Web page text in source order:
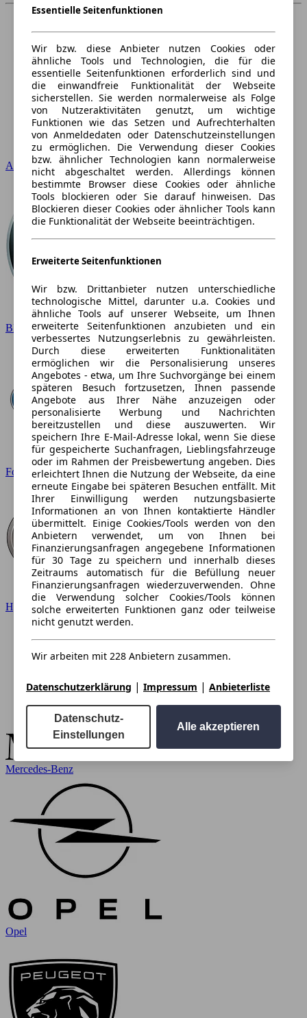
Audi
BMW
Ford
Hyundai
Mercedes-Benz
Opel
Essentielle Seitenfunktionen
Wir bzw. diese Anbieter nutzen Cookies oder
ähnliche Tools und Technologien, die für die
essentielle Seitenfunktionen erforderlich sind und
die einwandfreie Funktionalität der Webseite
sicherstellen. Sie werden normalerweise als Folge
von Nutzeraktivitäten genutzt, um wichtige
Funktionen wie das Setzen und Aufrechterhalten
von Anmeldedaten oder Datenschutzeinstellungen
zu ermöglichen. Die Verwendung dieser Cookies
bzw. ähnlicher Technologien kann normalerweise
nicht abgeschaltet werden. Allerdings können
bestimmte Browser diese Cookies oder ähnliche
Tools blockieren oder Sie darauf hinweisen. Das
Blockieren dieser Cookies oder ähnlicher Tools kann
die Funktionalität der Webseite beeinträchtigen.
Erweiterte Seitenfunktionen
Wir bzw. Drittanbieter nutzen unterschiedliche
technologische Mittel, darunter u.a. Cookies und
ähnliche Tools auf unserer Webseite, um Ihnen
erweiterte Seitenfunktionen anzubieten und ein
verbessertes Nutzungserlebnis zu gewährleisten.
Durch diese erweiterten Funktionalitäten
ermöglichen wir die Personalisierung unseres
Angebotes - etwa, um Ihre Suchvorgänge bei einem
späteren Besuch fortzusetzen, Ihnen passende
Angebote aus Ihrer Nähe anzuzeigen oder
personalisierte Werbung und Nachrichten
bereitzustellen und diese auszuwerten. Wir
speichern Ihre E-Mail-Adresse lokal, wenn Sie diese
für gespeicherte Suchanfragen, Lieblingsfahrzeuge
oder im Rahmen der Preisbewertung angeben. Dies
erleichtert Ihnen die Nutzung der Webseite, da eine
erneute Eingabe bei späteren Besuchen entfällt. Mit
Ihrer Einwilligung werden nutzungsbasierte
Informationen an von Ihnen kontaktierte Händler
übermittelt. Einige Cookies/Tools werden von den
Anbietern verwendet, um von Ihnen bei
Finanzierungsanfragen angegebene Informationen
für 30 Tage zu speichern und innerhalb dieses
Zeitraums automatisch für die Befüllung neuer
Finanzierungsanfragen wiederzuverwenden. Ohne
die Verwendung solcher Cookies/Tools können
solche erweiterten Funktionen ganz oder teilweise
nicht genutzt werden.
Wir arbeiten mit 228 Anbietern zusammen.
Datenschutzerklärung | Impressum | Anbieterliste
Datenschutz-
Einstellungen
Alle akzeptieren